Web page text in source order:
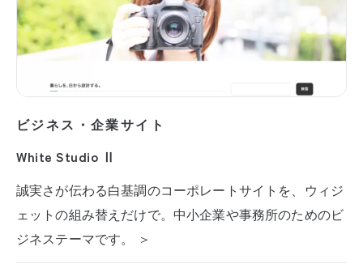
ビジネス・企業サイト
White Studio Ⅱ
誠実さが伝わる白基調のコーポレートサイトを、ウィジ
ェットの組み替えだけで。中小企業や事務所のためのビ
ジネステーマです。 ＞